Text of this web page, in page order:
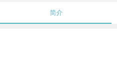
简介